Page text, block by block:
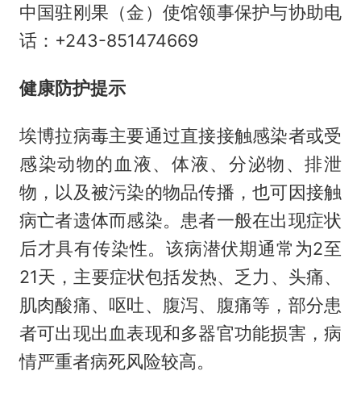
中国驻刚果（金）使馆领事保护与协助电
话：+243-851474669
健康防护提示
埃博拉病毒主要通过直接接触感染者或受
感染动物的血液、体液、分泌物、排泄
物，以及被污染的物品传播，也可因接触
病亡者遗体而感染。患者一般在出现症状
后才具有传染性。该病潜伏期通常为2至
21天，主要症状包括发热、乏力、头痛、
肌肉酸痛、呕吐、腹泻、腹痛等，部分患
者可出现出血表现和多器官功能损害，病
情严重者病死风险较高。